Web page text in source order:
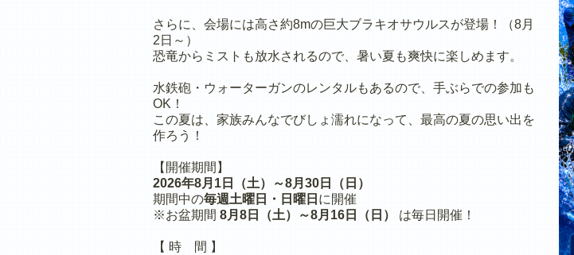
さらに、会場には高さ約8mの巨大ブラキオサウルスが登場！（8月
2日～）
恐竜からミストも放水されるので、暑い夏も爽快に楽しめます。
水鉄砲・ウォーターガンのレンタルもあるので、手ぶらでの参加も
OK！
この夏は、家族みんなでびしょ濡れになって、最高の夏の思い出を
作ろう！
【開催期間】
2026年8月1日（土）～8月30日（日）
期間中の毎週土曜日・日曜日 に開催
※お盆期間 8月8日（土）～8月16日（日） は毎日開催！
【 時 間 】